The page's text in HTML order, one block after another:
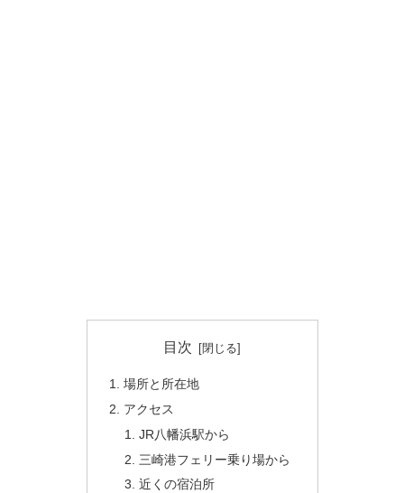
目次
場所と所在地
アクセス
JR八幡浜駅から
三崎港フェリー乗り場から
近くの宿泊所